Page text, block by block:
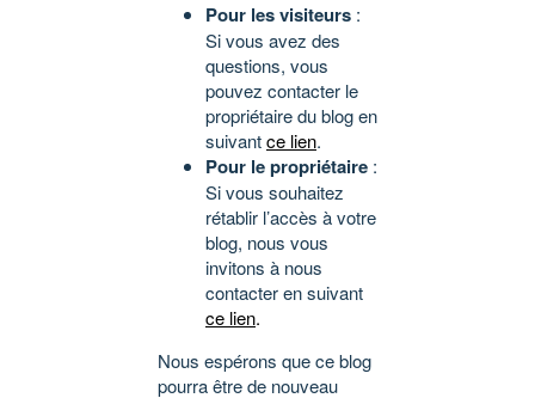
Pour les visiteurs :
Si vous avez des
questions, vous
pouvez contacter le
propriétaire du blog en
suivantce lien.
Pour le propriétaire :
Si vous souhaitez
rétablir l’accès à votre
blog, nous vous
invitons à nous
contacter en suivant
ce lien.
Nous espérons que ce blog
pourra être de nouveau